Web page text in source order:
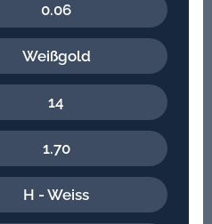
0.06
Weißgold
14
1.70
H - Weiss